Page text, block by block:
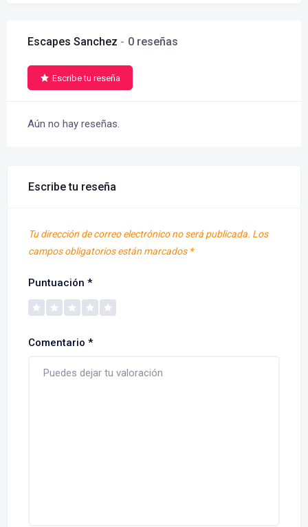
Escapes Sanchez 0 reseñas
Escribe tu reseña
Aún no hay reseñas.
Escribe tu reseña
Tu dirección de correo electrónico no será publicada. Los
campos obligatorios están marcados *
Puntuación *
Comentario *